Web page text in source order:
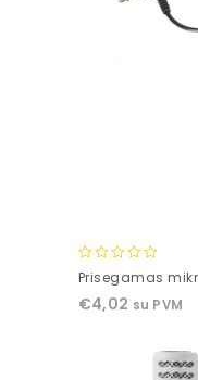
0
of
Prisegamas
€4,02 su PVM